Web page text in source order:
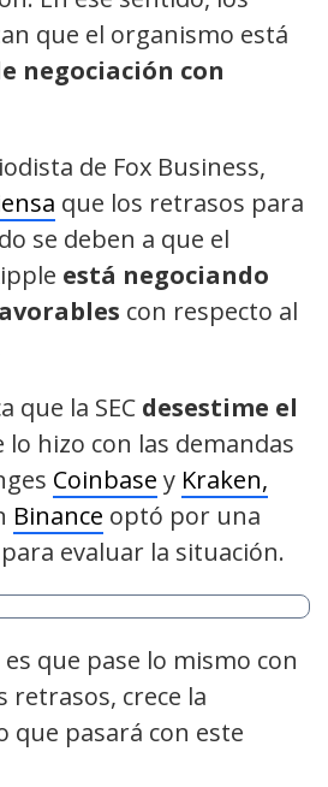
que el organismo está
negociación con
de Fox Business,
que los retrasos para
se deben a que el
está negociando
con respecto al
que la SEC desestime el
lo hizo con las demandas
Coinbase y Kraken,
Binance optó por una
evaluar la situación.
que pase lo mismo con
retrasos, crece la
que pasará con este